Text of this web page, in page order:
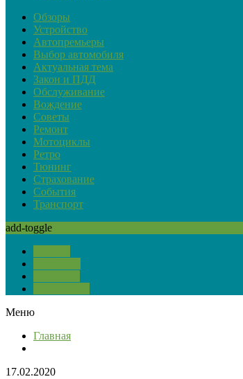
Обзоры
Устройство
Автопремьеры
Выбор автомобиля
Актуальная тема
Закон и ПДД
Обслуживание
Вождение
Советы
Ремонт
Мотоциклы
Ретро
Тюнинг
Страхование
События
Транспорт
add-toggle
Меню
Главная
17.02.2020